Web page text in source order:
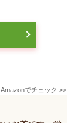
Amazonでチェック >>